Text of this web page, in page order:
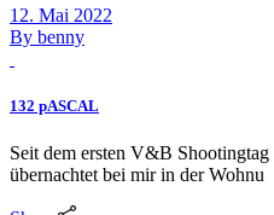
12. Mai 2022
By benny
132 pASCAL
Seit dem ersten V&B
übernachtet bei mir in der Wohnu